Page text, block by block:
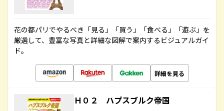
花の都パリでやるべき「見る」「買う」「食べる」「遊ぶ」を
厳選して、豊富な写真と詳細な図解で案内するビジュアルガイ
ド。
詳細を見る
Ｈ０２ ハプスブルク帝国